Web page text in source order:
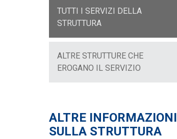
TUTTI I SERVIZI DELLA
STRUTTURA
ALTRE STRUTTURE CHE
EROGANO IL SERVIZIO
ALTRE INFORMAZIONI
SULLA STRUTTURA